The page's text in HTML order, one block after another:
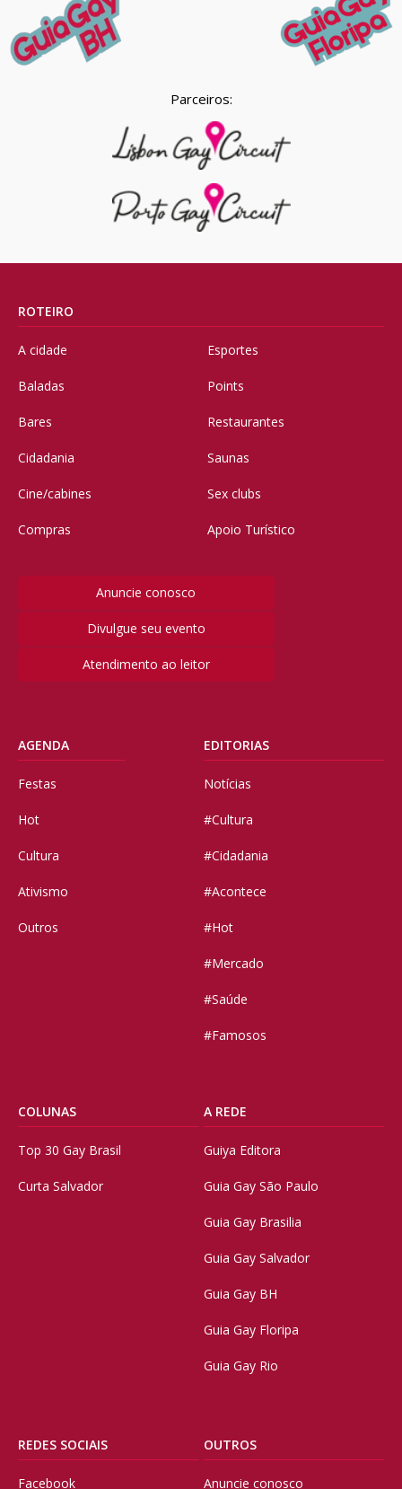
Parceiros:
ROTEIRO
A cidade
Baladas
Bares
Cidadania
Cine/cabines
Compras
Esportes
Points
Restaurantes
Saunas
Sex clubs
Apoio Turístico
Anuncie conosco
Divulgue seu evento
Atendimento ao leitor
AGENDA
Festas
Hot
Cultura
Ativismo
Outros
EDITORIAS
Notícias
#Cultura
#Cidadania
#Acontece
#Hot
#Mercado
#Saúde
#Famosos
COLUNAS
Top 30 Gay Brasil
Curta Salvador
A REDE
Guiya Editora
Guia Gay São Paulo
Guia Gay Brasilia
Guia Gay Salvador
Guia Gay BH
Guia Gay Floripa
Guia Gay Rio
REDES SOCIAIS
Facebook
OUTROS
Anuncie conosco